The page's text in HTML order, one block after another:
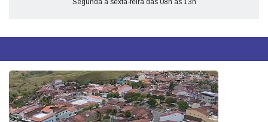
Segunda a sexta-feira das 08h às 13h